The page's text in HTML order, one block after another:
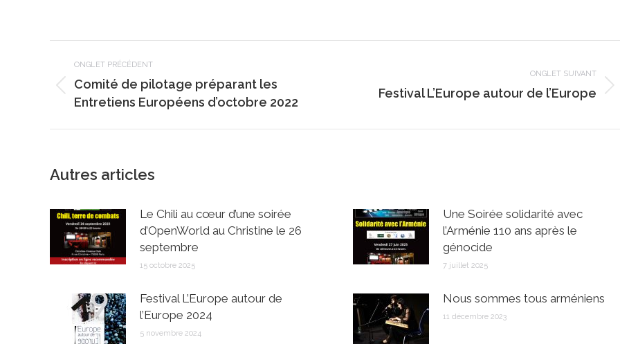
commentaire
ONGLET PRÉCÉDENT
Onglet
précédent
Comité de pilotage préparant les
Entretiens Européens d’octobre 2022
ONGLET SUIVANT
OngletFestival L’Europe autour de l’Europe
Autres articles
Le Chili au cœur d’une soirée
d’OpenWorld au Christine le 26
septembre
15 octobre 2025
Une Soirée solidarité avec
l’Arménie 110 ans après le
génocide
7 juillet 2025
Festival L’Europe autour de
l’Europe 2024
5 novembre 2024
Nous sommes tous arméniens
11 décembre 2023